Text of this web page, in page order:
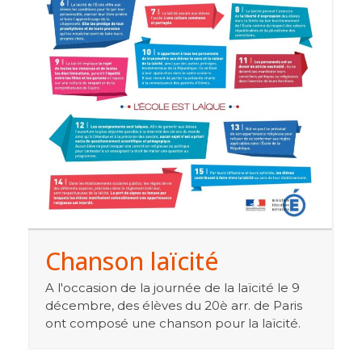
Chanson laïcité
A l'occasion de la journée de la laïcité le 9
décembre, des élèves du 20è arr. de Paris
ont composé une chanson pour la laïcité.